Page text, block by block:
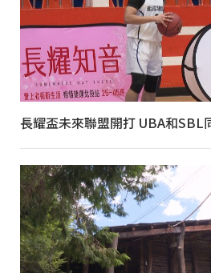
長耀盃未來聯盟開打 UBA和SBL